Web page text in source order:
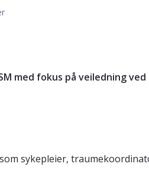
med fokus på veiledning
sykepleier,